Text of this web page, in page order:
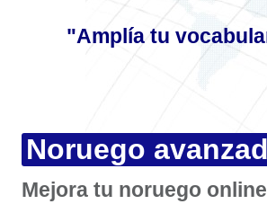
"Amplía tu
Noruego
Mejora tu noruego online